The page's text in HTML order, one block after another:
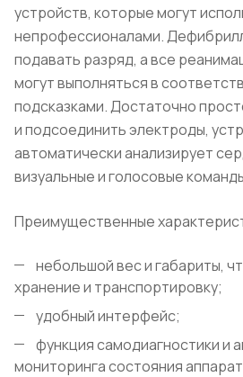
устройств, которые могут
непрофессионалами.
подавать разряд, а все
могут выполняться в
подсказками. Достаточно
и подсоединить электроды,
автоматически анализирует
визуальные и голосовые
Преимущественные
небольшой вес и габариты,
хранение и транспортировку;
удобный интерфейс;
функция самодиагностики и
мониторинга состояния